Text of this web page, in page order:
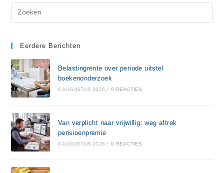
Eerdere Berichten
Belastingrente over periode uitstel
boekenonderzoek
6 AUGUSTUS 2026 / 0 REACTIES
Van verplicht naar vrijwillig: weg aftrek
pensioenpremie
6 AUGUSTUS 2026 / 0 REACTIES